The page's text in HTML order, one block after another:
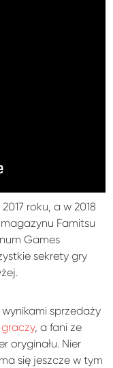
roku, a w 2018
Famitsu
Games
sekrety gry
sprzedaży
, a fani ze
oryginału. Nier
się jeszcze w tym